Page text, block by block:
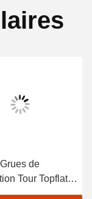
de
Tour Topflat
spécifications